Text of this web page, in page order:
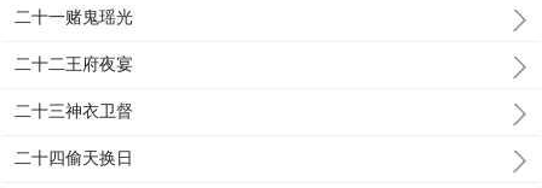
二十一赌鬼瑶光
二十二王府夜宴
二十三神衣卫督
二十四偷天换日